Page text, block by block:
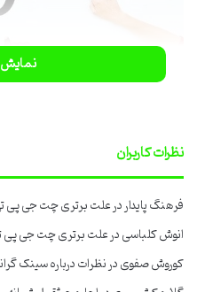
شده. اینجاست که نقش یک
مقاله می‌خواهیم با هم گپی
آموزشگاه رو انتخاب کنیم تا
آماده‌اید؟ پس بزن بریم!
چرا یادگیری زبان در
نظرات کاربران
فرهنگ پایداردرعلت برتری چت جی پی
انوش کلباسیدرعلت برتری چت جی پی
کوروش صفویدرنظرات درباره سینک